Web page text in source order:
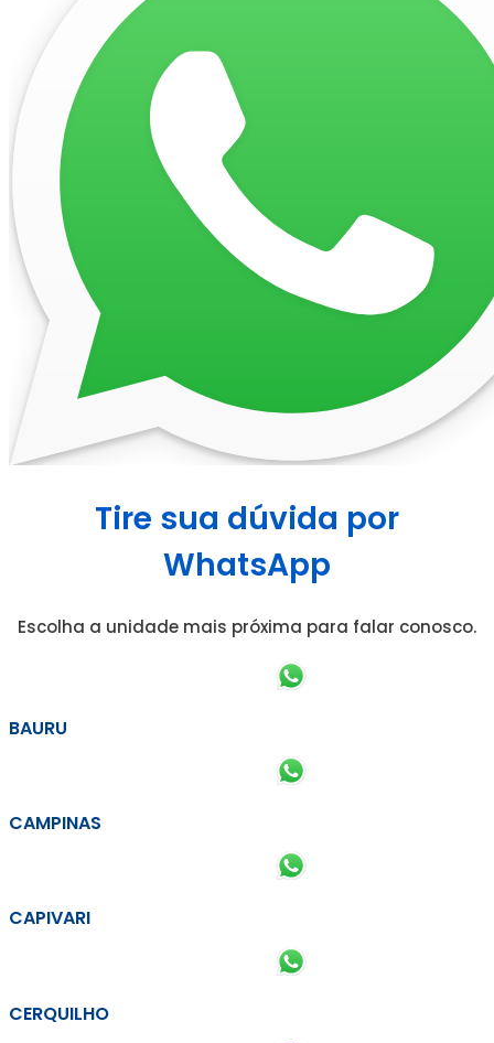
Tire sua dúvida por
WhatsApp
Escolha a unidade mais próxima para falar conosco.
BAURU
CAMPINAS
CAPIVARI
CERQUILHO